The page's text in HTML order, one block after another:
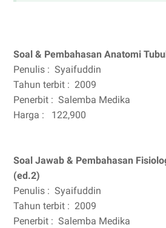
Soal & Pembahasan Anatomi
Penulis : Syaifuddin
Tahun terbit : 2009
Penerbit : Salemba Medika
Harga :
122,900
Soal Jawab & Pembahasan
(ed.2)
Penulis : Syaifuddin
Tahun terbit : 2009
Penerbit : Salemba Medika